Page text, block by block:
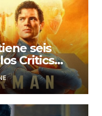
seis
Critics